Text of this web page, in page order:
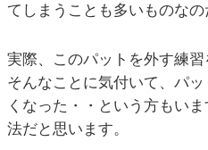
てしまうことも多いものなの
実際、このパットを外す練習
そんなことに気付いて、パ
くなった・・という方もい
法だと思います。